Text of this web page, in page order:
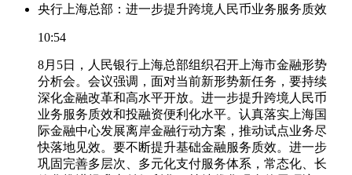
央行上海总部：进一步提升跨境人民币业务服务质效
10:54
8月5日，人民银行上海总部组织召开上海市金融形势
分析会。会议强调，面对当前新形势新任务，要持续
深化金融改革和高水平开放。进一步提升跨境人民币
业务服务质效和投融资便利化水平。认真落实上海国
际金融中心发展离岸金融行动方案，推动试点业务尽
快落地见效。要不断提升基础金融服务质效。进一步
巩固完善多层次、多元化支付服务体系，常态化、长